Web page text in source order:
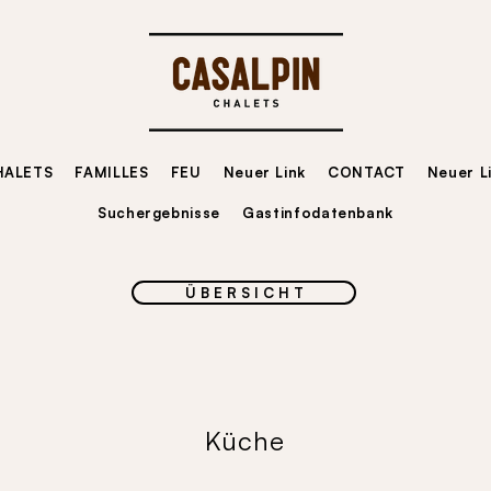
FAMILLES FEU Neuer Link CONTACT Neuer
Suchergebnisse Gastinfodatenbank
Küche
Ü B E R S I C H T